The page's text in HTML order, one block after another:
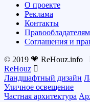
О проекте
Реклама
Контакты
Правообладателям
Соглашения и
© 2019 💗 ReHouz.info
ReHouz
Ландшафтный дизайн
Уличное освещение
Частная архитектура